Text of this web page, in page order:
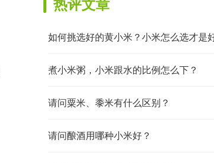
热评文章
煮小米粥，小米跟水的比例怎么下？
请问粟米、黍米有什么区别？
请问酿酒用哪种小米好？